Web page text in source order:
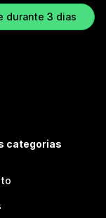
durante 3 dias
categorias